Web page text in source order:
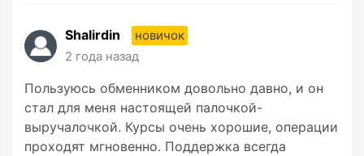
Shalirdin
новичок
2 года назад
Пользуюсь обменником довольно давно, и он
стал для меня настоящей палочкой-
выручалочкой. Курсы очень хорошие, операции
проходят мгновенно. Поддержка всегда